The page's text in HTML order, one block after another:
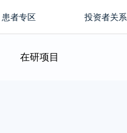
患者专区 投资者关系
在研项目